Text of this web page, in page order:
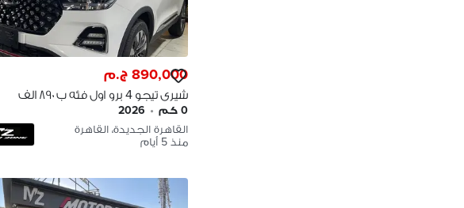
890,000 ج.م
شيرى تيجو 4 برو اول فئه ب ٨٩٠ الف
Tiggo 4 pro
0 كم •
2026
القاهرة الجديدة، القاهرة
منذ 5 أيام